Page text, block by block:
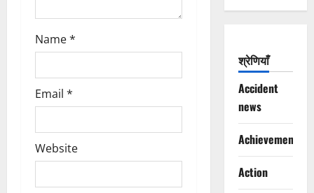
Name*
Email *
Website
श्रेणियाँ
Accident
news
Achievements
Action